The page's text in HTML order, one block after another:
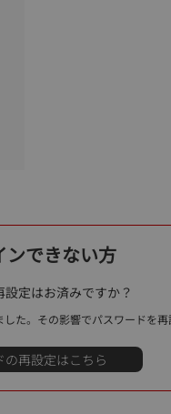
ンできない方
定はお済みですか？
た。その影響でパスワードを再